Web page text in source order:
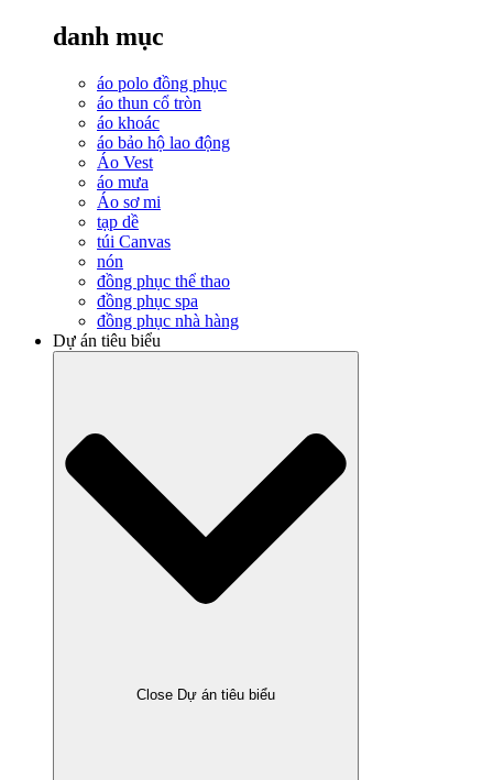
danh mục
áo polo đồng phục
áo thun cổ tròn
áo khoác
áo bảo hộ lao động
Áo Vest
áo mưa
Áo sơ mi
tạp dề
túi Canvas
nón
đồng phục thể thao
đồng phục spa
đồng phục nhà hàng
Dự án tiêu biểu
Close Dự án tiêu biểu